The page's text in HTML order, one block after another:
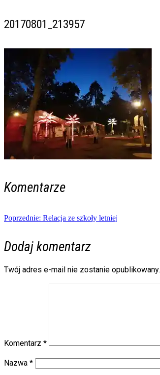
20170801_213957
Komentarze
Nawigacja
wpisu
Poprzednie: Relacja ze szkoły letniej
Dodaj komentarz
Twój adres e-mail nie zostanie opublikowany.
Komentarz *
Nazwa *